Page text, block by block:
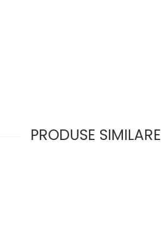
PRODUSE SIMILARE